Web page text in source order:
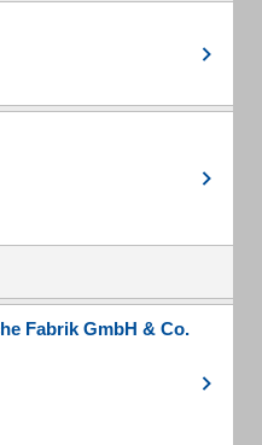
Fabrik GmbH & Co.